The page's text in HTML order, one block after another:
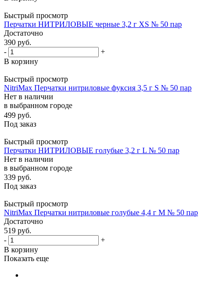
Быстрый просмотр
Перчатки НИТРИЛОВЫЕ черные 3,2 г XS № 50 пар
Достаточно
390 руб.
-
+
В корзину
Быстрый просмотр
NitriMax Перчатки нитриловые фуксия 3,5 г S № 50 пар
Нет в наличии
в выбранном городе
499 руб.
Под заказ
Быстрый просмотр
Перчатки НИТРИЛОВЫЕ голубые 3,2 г L № 50 пар
Нет в наличии
в выбранном городе
339 руб.
Под заказ
Быстрый просмотр
NitriMax Перчатки нитриловые голубые 4,4 г M № 50 пар
Достаточно
519 руб.
-
+
В корзину
Показать еще